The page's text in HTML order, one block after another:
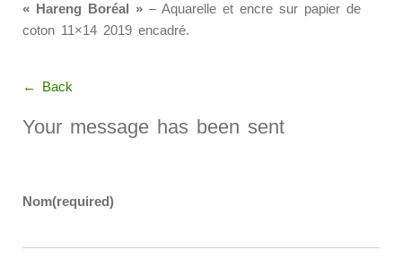
« Hareng Boréal » – Aquarelle et encre sur papier de
coton 11×14 2019 encadré.
← Back
Your message has been sent
Nom(required)